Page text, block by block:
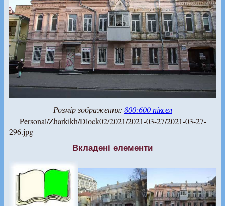
Розмір зображення: 800:600 піксел
Personal/Zharkikh/Dlock02/2021/2021-03-27/2021-03-27-
296.jpg
Вкладені елементи